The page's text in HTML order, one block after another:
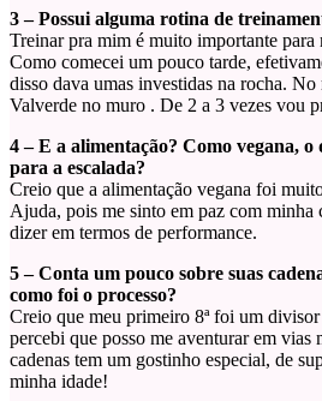
3 – Possui alguma rotina de
Treinar pra mim é muito importante para
Como comecei um pouco tarde,
disso dava umas investidas na rocha.
Valverde no muro . De 2 a 3 vezes vou
4 – E a alimentação? Como vegana,
para a escalada?
Creio que a alimentação vegana foi
Ajuda, pois me sinto em paz com minha
dizer em termos de performance.
5 – Conta um pouco sobre suas
como foi o processo?
Creio que meu primeiro 8ª foi um
percebi que posso me aventurar em vias
cadenas tem um gostinho especial, de
minha idade!